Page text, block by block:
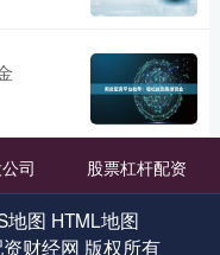
司 股票杠杆配资
地图 HTML地图
财经网 版权所有